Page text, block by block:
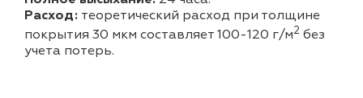
Расход: теоретический расход при толщине
покрытия 30 мкм составляет 100-120 г/м2 без
учета потерь.